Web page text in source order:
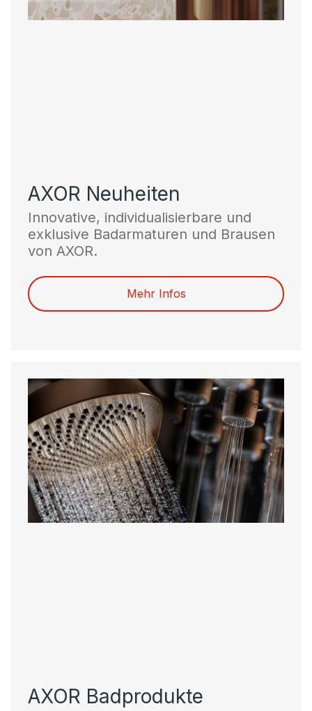
AXOR Neuheiten
Innovative, individualisierbare und
exklusive Badarmaturen und Brausen
von AXOR.
Mehr Infos
AXOR Badprodukte